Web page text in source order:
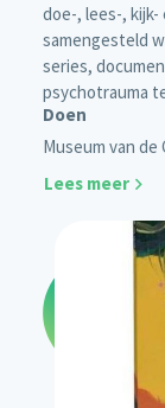
doe-, lees-,
samengesteld
series,
psychotrauma
Doen
Museum van de
Lees meer